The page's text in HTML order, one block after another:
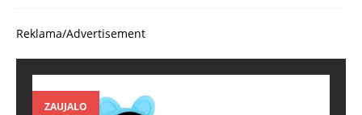
Reklama/Advertisement
ZAUJALO